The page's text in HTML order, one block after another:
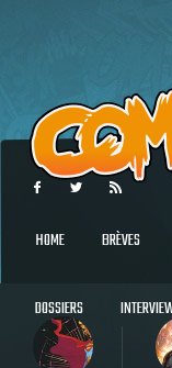
HOME BRÈVES
DOSSIERS